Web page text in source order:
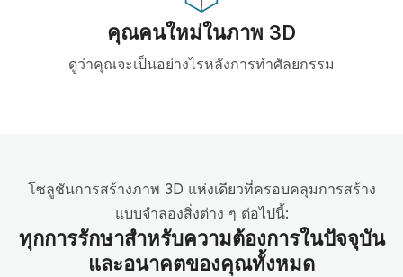
คุณคนใหม่ในภาพ 3D
ดูว่าคุณจะเป็นอย่างไรหลังการทำศัลยกรรม
โซลูชันการสร้างภาพ 3D แห่งเดียวที่ครอบคลุมการสร้าง
แบบจำลองสิ่งต่าง ๆ ต่อไปนี้:
ทุกการรักษาสำหรับความต้องการในปัจจุบัน
และอนาคตของคุณทั้งหมด